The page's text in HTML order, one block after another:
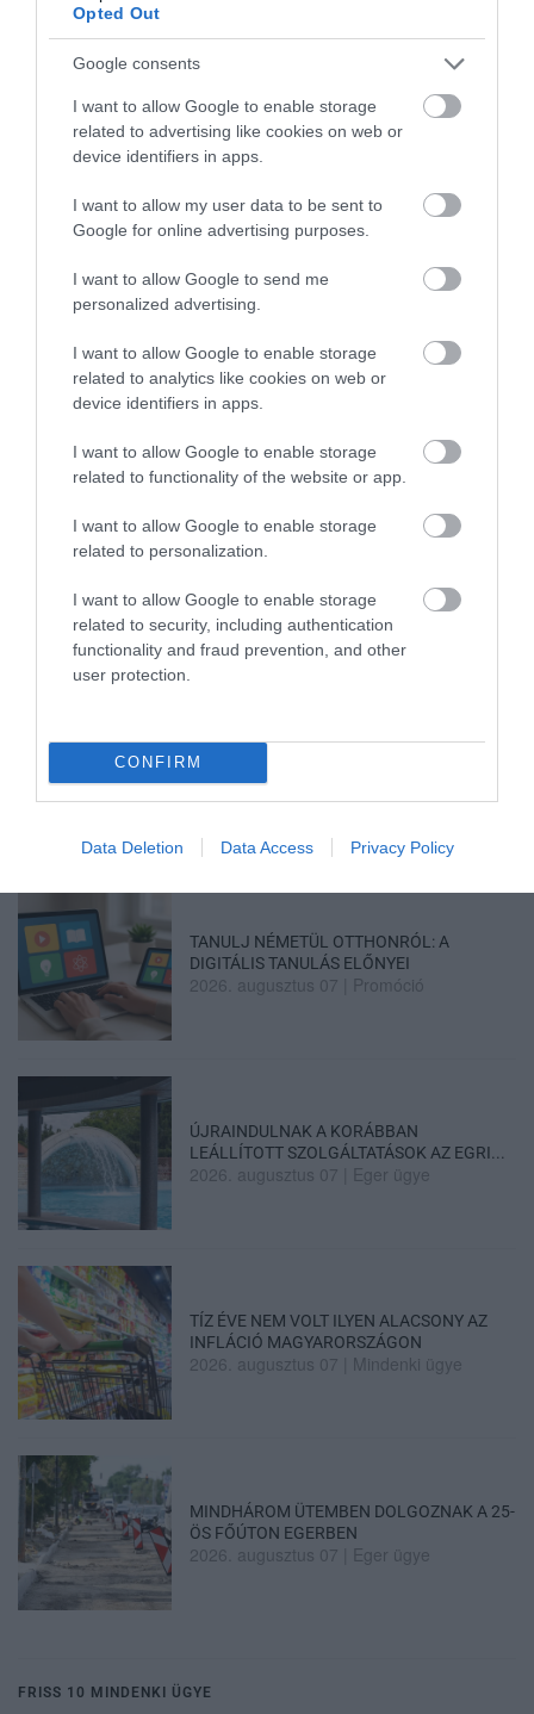
Opted Out
Google consents
I want to allow Google to enable storage
related to advertising like cookies on web or
device identifiers in apps.
I want to allow my user data to be sent to
Google for online advertising purposes.
I want to allow Google to send me
personalized advertising.
I want to allow Google to enable storage
related to analytics like cookies on web or
device identifiers in apps.
I want to allow Google to enable storage
related to functionality of the website or app.
I want to allow Google to enable storage
related to personalization.
I want to allow Google to enable storage
related to security, including authentication
functionality and fraud prevention, and other
user protection.
CONFIRM
Data Deletion Data Access Privacy Policy
2026. augusztus 08|Mindenki ügye
ELNÖKNEK A TISZA
2026. augusztus 08|Mindenki ügye
ÚJ MAGYAR KÜLÜGYI STRATÉGIA KÉSZÜL,
TELJES SZAKÍTÁS JÖN A...
2026. augusztus 08
TATA ELBŰVÖLŐ LÁTVÁNYOSSÁGAI,
2026. augusztus 08|Promóció
TÖBB MINT EGY HÓNAP IS LEHET, MIRE
TELJESEN ÚJRAINDUL A P...
TANULJ NÉMETÜL OTTHONRÓL: A
DIGITÁLIS TANULÁS ELŐNYEI
2026. augusztus 07 Promóció
ÚJRAINDULNAK A KORÁBBAN
LEÁLLÍTOTT SZOLGÁLTATÁSOK AZ EGRI...
2026. augusztus 07 Eger ügye
TÍZ ÉVE NEM VOLT ILYEN ALACSONY AZ
INFLÁCIÓ MAGYARORSZÁGON
2026. augusztus 07 Mindenki ügye
MINDHÁROM ÜTEMBEN DOLGOZNAK A 25-
ÖS FŐÚTON EGERBEN
2026. augusztus 07 Eger ügye
FRISS 10 MINDENKI ÜGYE